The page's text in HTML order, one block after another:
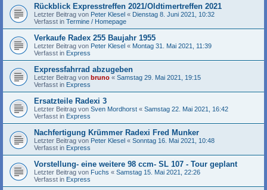
Rückblick Expresstreffen 2021/Oldtimertreffen 2021
Letzter Beitrag von Peter Klesel « Dienstag 8. Juni 2021, 10:32
Verfasst in Termine / Homepage
Verkaufe Radex 255 Baujahr 1955
Letzter Beitrag von Peter Klesel « Montag 31. Mai 2021, 11:39
Verfasst in Express
Expressfahrrad abzugeben
Letzter Beitrag von bruno « Samstag 29. Mai 2021, 19:15
Verfasst in Express
Ersatzteile Radexi 3
Letzter Beitrag von Sven Mordhorst « Samstag 22. Mai 2021, 16:42
Verfasst in Express
Nachfertigung Krümmer Radexi Fred Munker
Letzter Beitrag von Peter Klesel « Sonntag 16. Mai 2021, 10:48
Verfasst in Express
Vorstellung- eine weitere 98 ccm- SL 107 - Tour geplant
Letzter Beitrag von Fuchs « Samstag 15. Mai 2021, 22:26
Verfasst in Express